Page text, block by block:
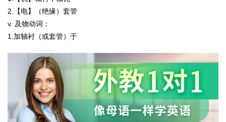
2.【电】（绝缘）套管
v. 及物动词：
1.加轴衬（或套管）于